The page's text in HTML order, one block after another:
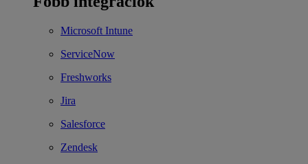
Microsoft Intune
ServiceNow
Freshworks
Jira
Salesforce
Zendesk